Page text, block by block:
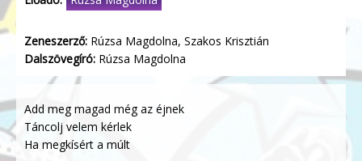
Zeneszerző: Rúzsa Magdolna, Szakos Krisztián
Dalszövegíró: Rúzsa Magdolna
Add meg magad még az éjnek
Táncolj velem kérlek
Ha megkísért a múlt